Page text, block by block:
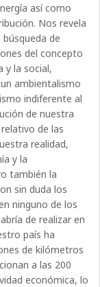
así como
Nos revela
de
del concepto
y la social,
ambientalismo
indiferente al
de nuestra
de las
realidad,
y la
también la
sin duda los
ninguno de los
de realizar en
país ha
de kilómetros
a las 200
económica, lo